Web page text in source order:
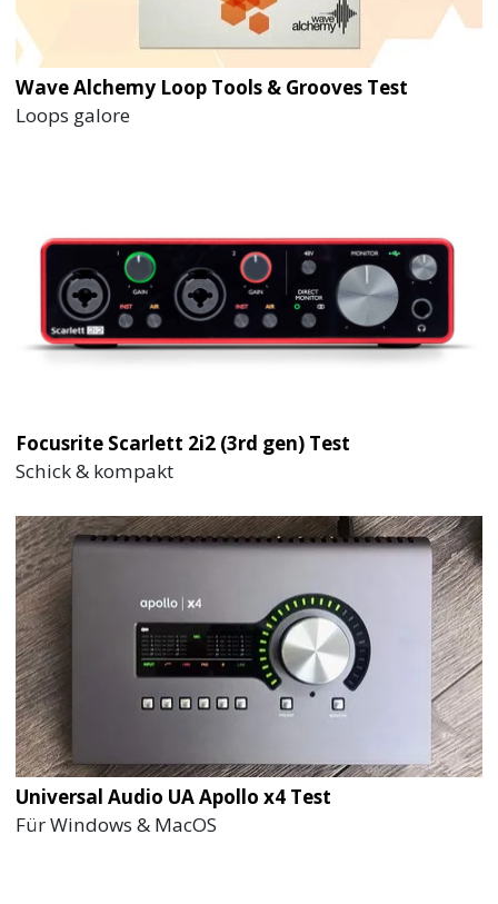
Wave Alchemy Loop Tools & Grooves Test
Loops galore
Focusrite Scarlett 2i2 (3rd gen) Test
Schick & kompakt
Universal Audio UA Apollo x4 Test
Für Windows & MacOS